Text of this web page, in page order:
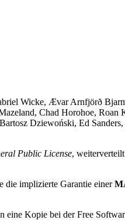
Wicke, Ævar Arnfjörð
Chad Horohoe, Roan
Dziewoński, Ed
Public License,
die implizierte Garantie einer
eine Kopie bei der Free